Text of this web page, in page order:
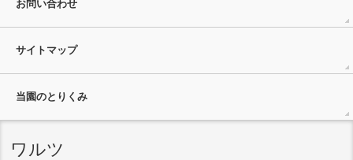
お問い合わせ
サイトマップ
当園のとりくみ
ワルツ